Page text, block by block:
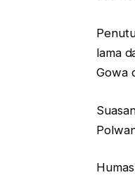
lama
Gowa